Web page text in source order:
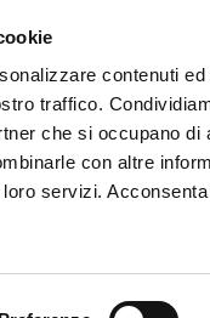
contenuti
traffico.
che si occupano
con altre
servizi.